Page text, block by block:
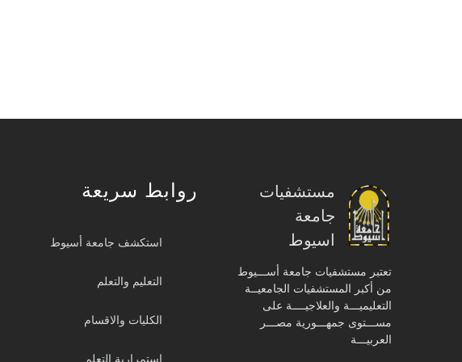
مستشفيات
جامعة
اسيوط
تعتبر مستشفيات جامعة أســـيوط
من أكبر المستشفيات الجامعيــة
التعليميـــة والعلاجيــــة على
مســـتوى جمهـــورية مصـــر
العربيـــة
روابط سريعة
استكشف جامعة أسيوط
التعليم والتعلم
الكليات والاقسام
استمرارية التعلم